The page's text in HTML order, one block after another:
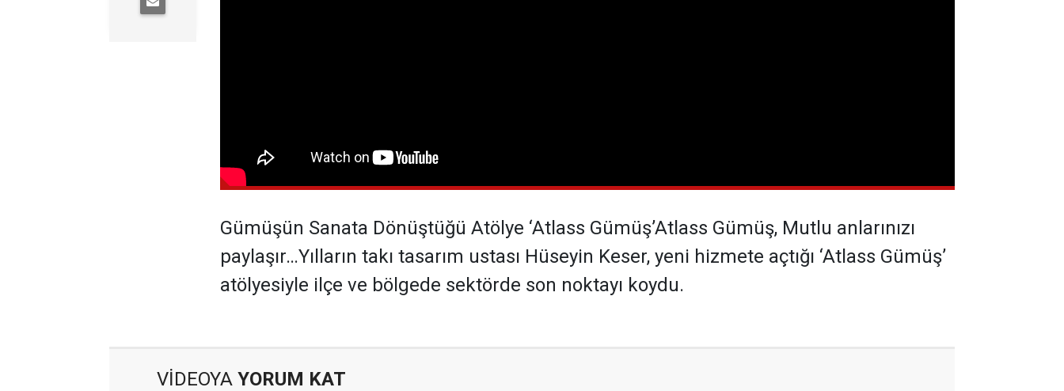
Gümüşün Sanata Dönüştüğü Atölye ‘Atlass Gümüş’Atlass Gümüş, Mutlu anlarınızı
paylaşır…Yılların takı tasarım ustası Hüseyin Keser, yeni hizmete açtığı ‘Atlass Gümüş’
atölyesiyle ilçe ve bölgede sektörde son noktayı koydu.
VİDEOYA YORUM KAT